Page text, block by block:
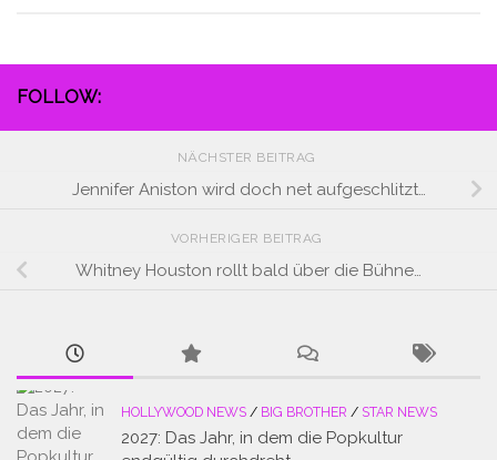
FOLLOW:
NÄCHSTER BEITRAG
Jennifer Aniston wird doch net aufgeschlitzt…
VORHERIGER BEITRAG
Whitney Houston rollt bald über die Bühne…
HOLLYWOOD NEWS / BIG BROTHER / STAR NEWS
2027: Das Jahr, in dem die Popkultur